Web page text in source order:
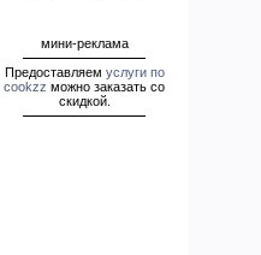
мини-реклама
Предоставляем услуги по
cookzz можно заказать со
скидкой.